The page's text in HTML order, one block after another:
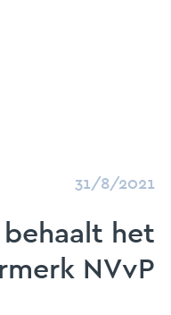
31/8/2021
behaalt het
NVvP